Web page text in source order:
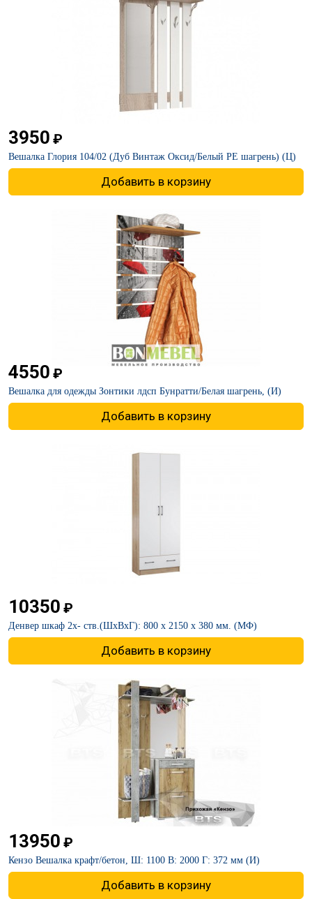
3950 ₽
Вешалка Глория 104/02 (Дуб Винтаж Оксид/Белый PE шагрень) (Ц)
Добавить в корзину
4550 ₽
Вешалка для одежды Зонтики лдсп Бунратти/Белая шагрень, (И)
Добавить в корзину
10350 ₽
Денвер шкаф 2х- ств.(ШхВхГ): 800 х 2150 х 380 мм. (МФ)
Добавить в корзину
13950 ₽
Кензо Вешалка крафт/бетон, Ш: 1100 В: 2000 Г: 372 мм (И)
Добавить в корзину